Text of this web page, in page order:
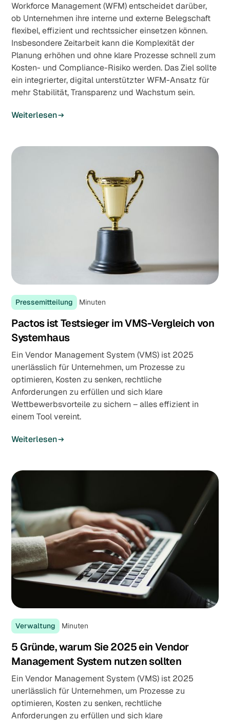
Workforce Management (WFM) entscheidet darüber,
ob Unternehmen ihre interne und externe Belegschaft
flexibel, effizient und rechtssicher einsetzen können.
Insbesondere Zeitarbeit kann die Komplexität der
Planung erhöhen und ohne klare Prozesse schnell zum
Kosten- und Compliance-Risiko werden. Das Ziel sollte
ein integrierter, digital unterstützter WFM-Ansatz für
mehr Stabilität, Transparenz und Wachstum sein.
Weiterlesen
Pressemitteilung Minuten
Pactos ist Testsieger im VMS-Vergleich von
Systemhaus
Ein Vendor Management System (VMS) ist 2025
unerlässlich für Unternehmen, um Prozesse zu
optimieren, Kosten zu senken, rechtliche
Anforderungen zu erfüllen und sich klare
Wettbewerbsvorteile zu sichern – alles effizient in
einem Tool vereint.
Weiterlesen
Verwaltung Minuten
5 Gründe, warum Sie 2025 ein Vendor
Management System nutzen sollten
Ein Vendor Management System (VMS) ist 2025
unerlässlich für Unternehmen, um Prozesse zu
optimieren, Kosten zu senken, rechtliche
Anforderungen zu erfüllen und sich klare